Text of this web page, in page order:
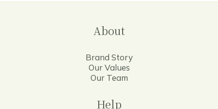
About
Brand Story
Our Values
Our Team
Help